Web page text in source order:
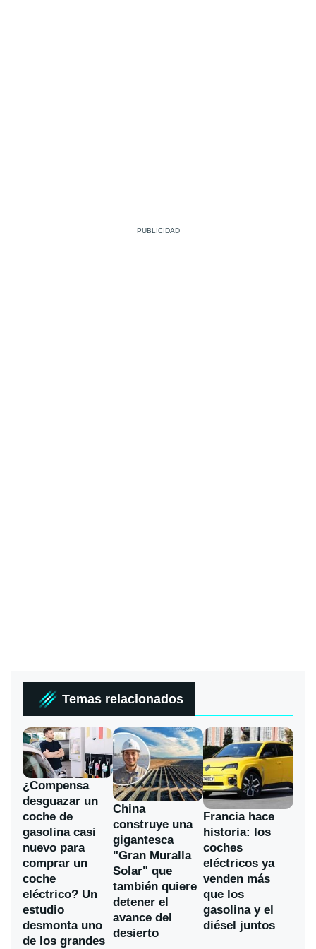
Temas relacionados
¿Compensa
desguazar un
coche de
gasolina casi
nuevo para
comprar un
coche
eléctrico? Un
estudio
desmonta uno
de los grandes
China
construye una
gigantesca
"Gran Muralla
Solar" que
también quiere
detener el
avance del
desierto
Francia hace
historia: los
coches
eléctricos ya
venden más
que los
gasolina y el
diésel juntos